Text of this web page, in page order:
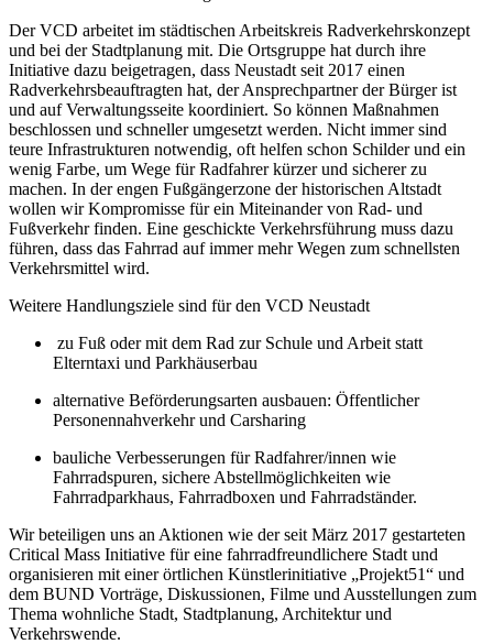
Der VCD arbeitet im städtischen Arbeitskreis Radverkehrskonzept
und bei der Stadtplanung mit. Die Ortsgruppe hat durch ihre
Initiative dazu beigetragen, dass Neustadt seit 2017 einen
Radverkehrsbeauftragten hat, der Ansprechpartner der Bürger ist
und auf Verwaltungsseite koordiniert. So können Maßnahmen
beschlossen und schneller umgesetzt werden. Nicht immer sind
teure Infrastrukturen notwendig, oft helfen schon Schilder und ein
wenig Farbe, um Wege für Radfahrer kürzer und sicherer zu
machen. In der engen Fußgängerzone der historischen Altstadt
wollen wir Kompromisse für ein Miteinander von Rad- und
Fußverkehr finden. Eine geschickte Verkehrsführung muss dazu
führen, dass das Fahrrad auf immer mehr Wegen zum schnellsten
Verkehrsmittel wird.
Weitere Handlungsziele sind für den VCD Neustadt
zu Fuß oder mit dem Rad zur Schule und Arbeit statt
Elterntaxi und Parkhäuserbau
alternative Beförderungsarten ausbauen: Öffentlicher
Personennahverkehr und Carsharing
bauliche Verbesserungen für Radfahrer/innen wie
Fahrradspuren, sichere Abstellmöglichkeiten wie
Fahrradparkhaus, Fahrradboxen und Fahrradständer.
Wir beteiligen uns an Aktionen wie der seit März 2017 gestarteten
Critical Mass Initiative für eine fahrradfreundlichere Stadt und
organisieren mit einer örtlichen Künstlerinitiative „Projekt51“ und
dem BUND Vorträge, Diskussionen, Filme und Ausstellungen zum
Thema wohnliche Stadt, Stadtplanung, Architektur und
Verkehrswende.